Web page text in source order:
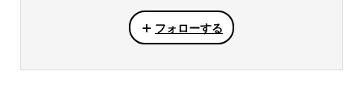
フォローする